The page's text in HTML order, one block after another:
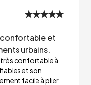
et
urbains.
confortable à
et son
facile à plier